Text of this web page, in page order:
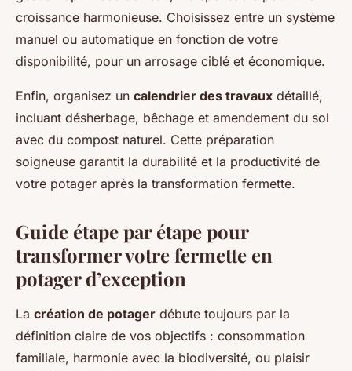
croissance harmonieuse. Choisissez entre un système
manuel ou automatique en fonction de votre
disponibilité, pour un arrosage ciblé et économique.
Enfin, organisez un calendrier des travaux détaillé,
incluant désherbage, bêchage et amendement du sol
avec du compost naturel. Cette préparation
soigneuse garantit la durabilité et la productivité de
votre potager après la transformation fermette.
Guide étape par étape pour
transformer votre fermette en
potager d’exception
La création de potager débute toujours par la
définition claire de vos objectifs : consommation
familiale, harmonie avec la biodiversité, ou plaisir